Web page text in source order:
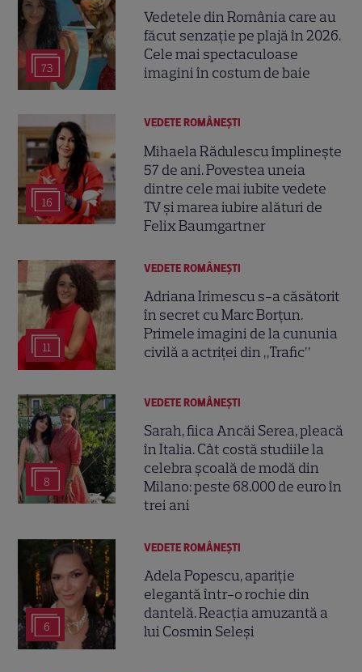
73
Vedetele din România care au
făcut senzație pe plajă în 2026.
Cele mai spectaculoase
imagini în costum de baie
16
VEDETE ROMÂNEŞTI
Mihaela Rădulescu împlinește
57 de ani. Povestea uneia
dintre cele mai iubite vedete
TV și marea iubire alături de
Felix Baumgartner
11
VEDETE ROMÂNEŞTI
Adriana Irimescu s-a căsătorit
în secret cu Marc Borțun.
Primele imagini de la cununia
civilă a actriței din „Trafic”
8
VEDETE ROMÂNEŞTI
Sarah, fiica Ancăi Serea, pleacă
în Italia. Cât costă studiile la
celebra școală de modă din
Milano: peste 68.000 de euro în
trei ani
6
VEDETE ROMÂNEŞTI
Adela Popescu, apariție
elegantă într-o rochie din
dantelă. Reacția amuzantă a
lui Cosmin Seleși